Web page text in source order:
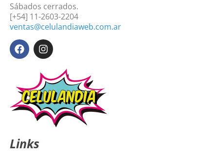
Sábados cerrados.
[+54] 11-2603-2204
ventas@celulandiaweb.com.ar
Links